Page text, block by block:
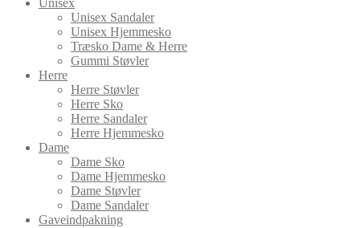
Unisex
Unisex Sandaler
Unisex Hjemmesko
Træsko Dame & Herre
Gummi Støvler
Herre
Herre Støvler
Herre Sko
Herre Sandaler
Herre Hjemmesko
Dame
Dame Sko
Dame Hjemmesko
Dame Støvler
Dame Sandaler
Gaveindpakning